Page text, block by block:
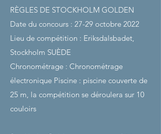
RÈGLES DE STOCKHOLM GOLDEN
Date du concours : 27-29 octobre 2022
Lieu de compétition : Eriksdalsbadet,
Stockholm SUÈDE
Chronométrage : Chronométrage
électronique Piscine : piscine couverte de
25 m, la compétition se déroulera sur 10
couloirs